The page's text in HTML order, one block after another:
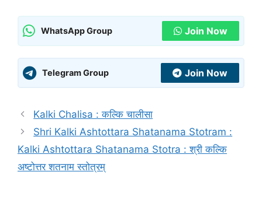
WhatsApp Group Join Now
Telegram Group Join Now
Kalki Chalisa : कल्कि चालीसा
Shri Kalki Ashtottara Shatanama Stotram :
Kalki Ashtottara Shatanama Stotra : श्री कल्कि
अष्टोत्तर शतनाम स्तोत्रम्